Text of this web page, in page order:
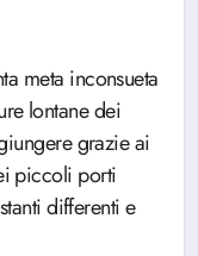
meta inconsueta
lontane dei
grazie ai
piccoli porti
differenti e